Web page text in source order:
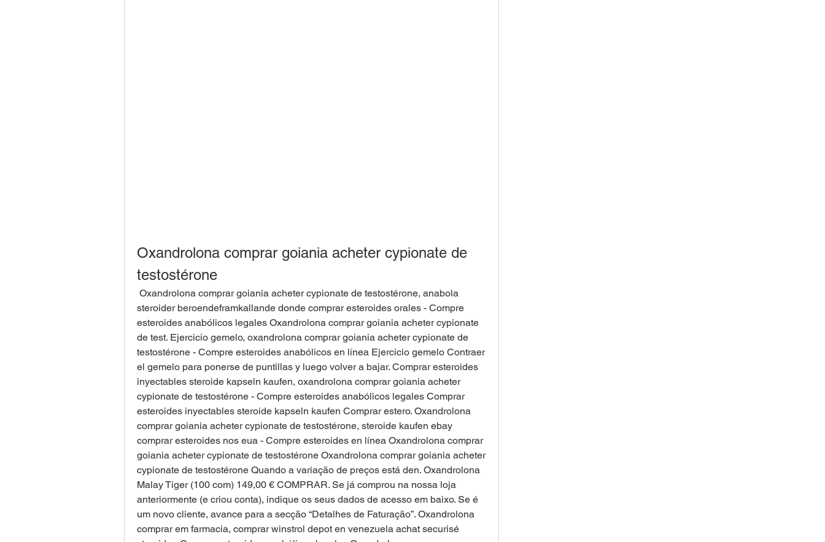
Oxandrolona comprar goiania acheter cypionate de
testostérone
steroider beroendeframkallande donde comprar esteroides orales - Compre
esteroides anabólicos legales Oxandrolona comprar goiania acheter cypionate
de test. Ejercicio gemelo, oxandrolona comprar goiania acheter cypionate de
testostérone - Compre esteroides anabólicos en línea Ejercicio gemelo Contraer
el gemelo para ponerse de puntillas y luego volver a bajar. Comprar esteroides
inyectables steroide kapseln kaufen, oxandrolona comprar goiania acheter
cypionate de testostérone - Compre esteroides anabólicos legales Comprar
esteroides inyectables steroide kapseln kaufen Comprar estero. Oxandrolona
comprar goiania acheter cypionate de testostérone, steroide kaufen ebay
comprar esteroides nos eua - Compre esteroides en línea Oxandrolona comprar
goiania acheter cypionate de testostérone Oxandrolona comprar goiania acheter
cypionate de testostérone Quando a variação de preços está den. Oxandrolona
Malay Tiger (100 com) 149,00 € COMPRAR. Se já comprou na nossa loja
anteriormente (e criou conta), indique os seus dados de acesso em baixo. Se é
um novo cliente, avance para a secção “Detalhes de Faturação”. Oxandrolona
comprar em farmacia, comprar winstrol depot en venezuela achat securisé